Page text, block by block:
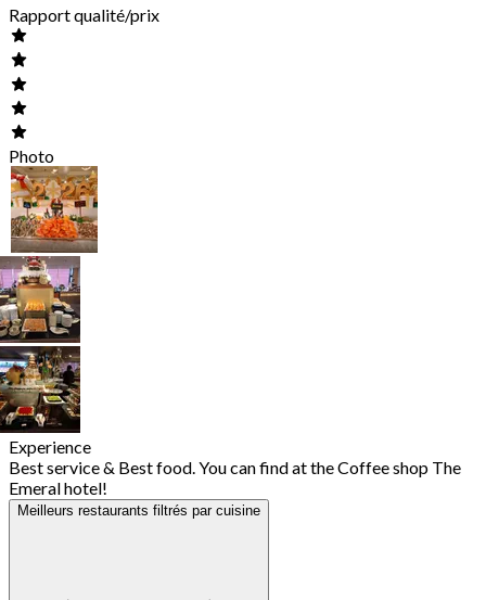
Rapport qualité/prix
Photo
Experience
Best service & Best food. You can find at the Coffee shop The
Emeral hotel!
Meilleurs restaurants filtrés par cuisine